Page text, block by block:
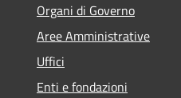
Organi di Governo
Aree Amministrative
Uffici
Enti e fondazioni